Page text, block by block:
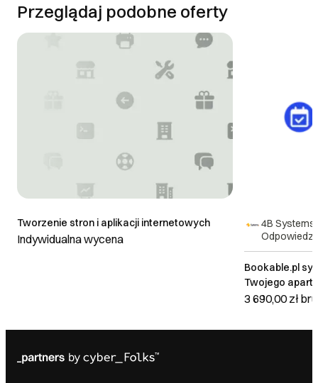
Przeglądaj podobne oferty
Tworzenie stron i aplikacji internetowych
Indywidualna wycena
4B Systems
Bookable.pl
Twojego
hotelu.
3 690,00 zł